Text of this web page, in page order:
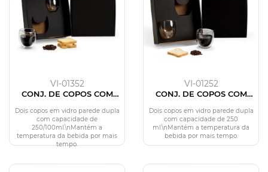
VI-01352
CONJ. DE COPOS COM
250/100ML - 2 PÇS
Dois copos em vidro parede dupla
com capacidade de
250/100ml.\nMantém a
temperatura da bebida por mais
tempo.
VI-01252
CONJ. DE COPOS COM
2 PÇS
Dois copos em vidro parede dupla
com capacidade de 250
ml.\nMantém a temperatura da
bebida por mais tempo.